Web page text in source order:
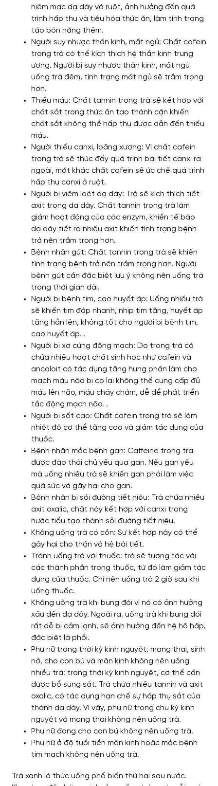
niêm mạc dạ dày và ruột, ảnh hưởng đến quá
trình hấp thụ và tiêu hóa thức ăn, làm tình trạng
táo bón nặng thêm.
Người suy nhược thần kinh, mất ngủ: Chất cafein
trong trà có thể kích thích hệ thần kinh trung
ương. Người bị suy nhược thần kinh, mất ngủ
uống trà đêm, tình trạng mất ngủ sẽ trầm trọng
hơn.
Thiếu máu: Chất tannin trong trà sẽ kết hợp với
chất sắt trong thức ăn tạo thành cặn khiến
chất sắt không thể hấp thụ được dẫn đến thiếu
máu.
Người thiếu canxi, loãng xương: Vì chất cafein
trong trà sẽ thúc đẩy quá trình bài tiết canxi ra
ngoài, mặt khác chất cafein sẽ ức chế quá trình
hấp thụ canxi ở ruột.
Người bị viêm loét dạ dày: Trà sẽ kích thích tiết
axit trong dạ dày. Chất tannin trong trà làm
giảm hoạt động của các enzym, khiến tế bào
dạ dày tiết ra nhiều axit khiến tình trạng bệnh
trở nên trầm trọng hơn.
Bệnh nhân gút: Chất tannin trong trà sẽ khiến
tình trạng bệnh trở nên trầm trọng hơn. Người
bệnh gút cần đặc biệt lưu ý không nên uống trà
trong thời gian dài.
Người bị bệnh tim, cao huyết áp: Uống nhiều trà
sẽ khiến tim đập nhanh, nhịp tim tăng, huyết áp
tăng hẳn lên, không tốt cho người bị bệnh tim,
cao huyết áp. .
Người bị xơ cứng động mạch: Do trong trà có
chứa nhiều hoạt chất sinh học như cafein và
ancaloit có tác dụng tăng hưng phấn làm cho
mạch máu não bị co lại không thể cung cấp đủ
máu lên não, máu chảy chậm, dễ để phát triển
tắc động mạch não. .
Người bị sốt cao: Chất cafein trong trà sẽ làm
nhiệt độ cơ thể tăng cao và giảm tác dụng của
thuốc.
Bệnh nhân mắc bệnh gan: Caffeine trong trà
được đào thải chủ yếu qua gan. Nếu gan yếu
mà uống nhiều trà sẽ khiến gan phải làm việc
quá sức và gây hại cho gan.
Bệnh nhân bị sỏi đường tiết niệu: Trà chứa nhiều
axit oxalic, chất này kết hợp với canxi trong
nước tiểu tạo thành sỏi đường tiết niệu.
Không uống trà có cồn: Sự kết hợp này có thể
gây hại cho thận và hệ bài tiết.
Tránh uống trà với thuốc: trà sẽ tương tác với
các thành phần trong thuốc, từ đó làm giảm tác
dụng của thuốc. Chỉ nên uống trà 2 giờ sau khi
uống thuốc.
Không uống trà khi bụng đói vì nó có ảnh hưởng
xấu đến dạ dày. Ngoài ra, uống trà khi bụng đói
rất dễ bị cảm lạnh, sẽ ảnh hưởng đến hệ hô hấp,
đặc biệt là phổi.
Phụ nữ trong thời kỳ kinh nguyệt, mang thai, sinh
nở, cho con bú và mãn kinh không nên uống
nhiều trà: trong thời kỳ kinh nguyệt, cơ thể cần
được bổ sung sắt. Trà chứa nhiều tannin và axit
oxalic, có tác dụng hạn chế sự hấp thụ sắt của
thành dạ dày. Vì vậy, phụ nữ trong chu kỳ kinh
nguyệt và mang thai không nên uống trà.
Phụ nữ đang cho con bú không nên uống trà.
Phụ nữ ở độ tuổi tiền mãn kinh hoặc mắc bệnh
tim mạch không nên uống trà.
Trà xanh là thức uống phổ biến thứ hai sau nước.